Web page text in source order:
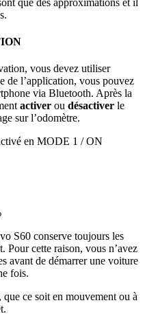
vous devez utiliser
de l’application, vous pouvez
via Bluetooth. Après la
activerou désactiverle
sur l’odomètre.
en MODE 1 / ON
S60 conserve toujours les
Pour cette raison, vous n’avez
avant de démarrer une voiture
fois.
ce soit en mouvement ou à